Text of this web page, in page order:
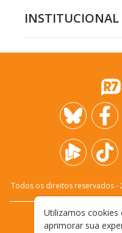
INSTITUCIONAL
Todos os direitos reservados -
FALE
Utilizamos cookies
aprimorar sua